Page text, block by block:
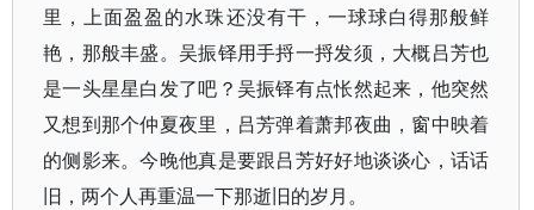
里，上面盈盈的水珠还没有干，一球球白得那般鲜
艳，那般丰盛。吴振铎用手捋一捋发须，大概吕芳也
是一头星星白发了吧？吴振铎有点怅然起来，他突然
又想到那个仲夏夜里，吕芳弹着萧邦夜曲，窗中映着
的侧影来。今晚他真是要跟吕芳好好地谈谈心，话话
旧，两个人再重温一下那逝旧的岁月。